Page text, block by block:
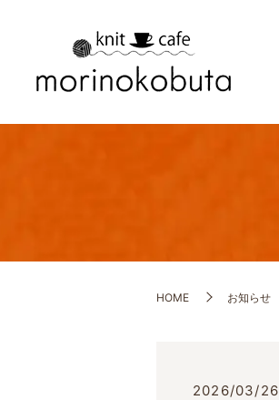
HOME お知らせ
2026/03/26